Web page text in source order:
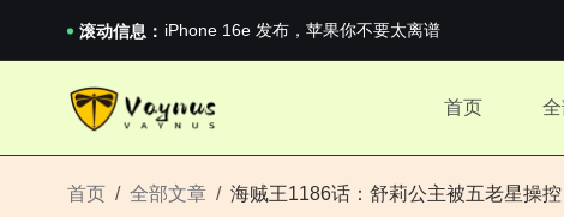
滚动信息：
2026澳网男单收官：全满贯对上全满亚，德约...
首页
首页 全部文章 海贼王1186话：舒莉公主被五老星操